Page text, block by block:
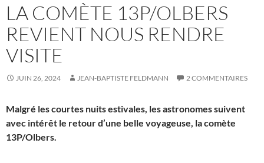
LA COMÈTE 13P/OLBERS
REVIENT NOUS RENDRE
VISITE
JUIN 26, 2024 JEAN-BAPTISTE FELDMANN 2 COMMENTAIRES
Malgré les courtes nuits estivales, les astronomes suivent
avec intérêt le retour d’une belle voyageuse, la comète
13P/Olbers.